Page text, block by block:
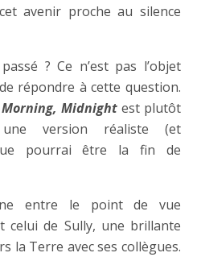
avenir proche au silence
? Ce n’est pas l’objet
répondre à cette question.
Morning, Midnight est plutôt
version réaliste (et
pourrai être la fin de
entre le point de vue
celui de Sully, une brillante
la Terre avec ses collègues.